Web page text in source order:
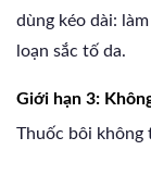
dùng kéo dài:
loạn sắc tố da.
Giới hạn 3:
Thuốc bôi không